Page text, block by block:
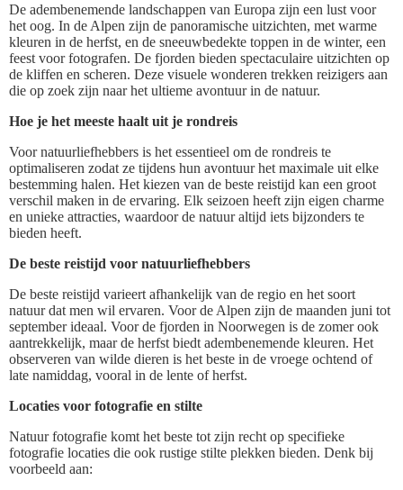
De adembenemende landschappen van Europa zijn een lust voor
het oog. In de Alpen zijn de panoramische uitzichten, met warme
kleuren in de herfst, en de sneeuwbedekte toppen in de winter, een
feest voor fotografen. De fjorden bieden spectaculaire uitzichten op
de kliffen en scheren. Deze visuele wonderen trekken reizigers aan
die op zoek zijn naar het ultieme avontuur in de natuur.
Hoe je het meeste haalt uit je rondreis
Voor natuurliefhebbers is het essentieel om de rondreis te
optimaliseren zodat ze tijdens hun avontuur het maximale uit elke
bestemming halen. Het kiezen van de beste reistijd kan een groot
verschil maken in de ervaring. Elk seizoen heeft zijn eigen charme
en unieke attracties, waardoor de natuur altijd iets bijzonders te
bieden heeft.
De beste reistijd voor natuurliefhebbers
De beste reistijd varieert afhankelijk van de regio en het soort
natuur dat men wil ervaren. Voor de Alpen zijn de maanden juni tot
september ideaal. Voor de fjorden in Noorwegen is de zomer ook
aantrekkelijk, maar de herfst biedt adembenemende kleuren. Het
observeren van wilde dieren is het beste in de vroege ochtend of
late namiddag, vooral in de lente of herfst.
Locaties voor fotografie en stilte
Natuur fotografie komt het beste tot zijn recht op specifieke
fotografie locaties die ook rustige stilte plekken bieden. Denk bij
voorbeeld aan: